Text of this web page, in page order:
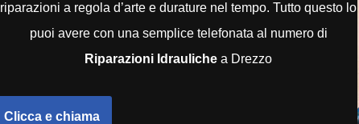
riparazioni a regola d’arte e durature nel tempo. Tutto questo lo
puoi avere con una semplice telefonata al numero di
Riparazioni Idrauliche a Drezzo
Clicca e chiama